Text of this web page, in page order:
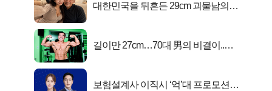
대한민국을 뒤흔든 29cm 괴물남의
길이만 27cm…70대 男의 비결이..충
보험설계사 이직시 ‘억’대 프로모션!